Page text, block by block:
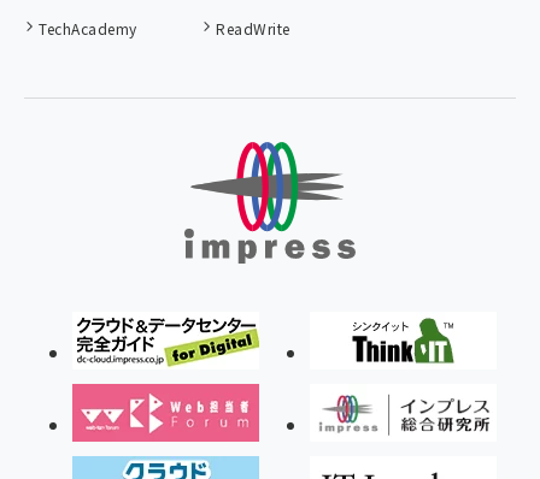
TechAcademy
ReadWrite